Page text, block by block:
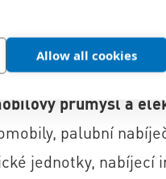
Allow all cookies
nejsou žádné
Některé
průmysl a
palubní
jednotky, nabíjecí